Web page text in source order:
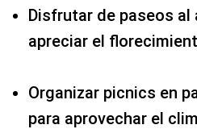
Disfrutar de paseos al
apreciar el
Organizar picnics en
para aprovechar el